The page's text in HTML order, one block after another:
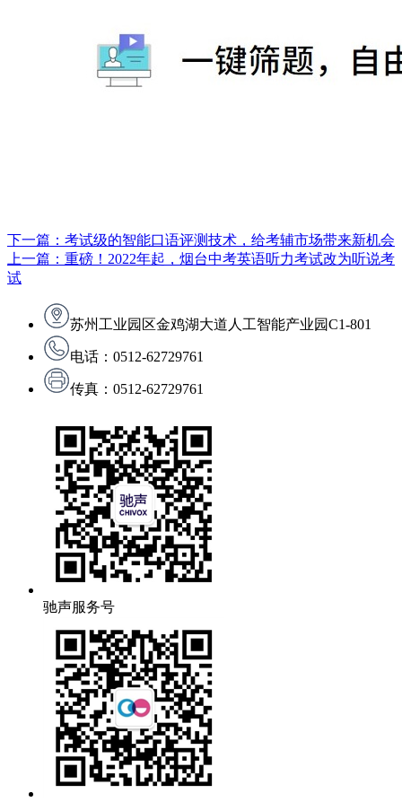
下一篇：考试级的智能口语评测技术，给考辅市场带来新机会
上一篇：重磅！2022年起，烟台中考英语听力考试改为听说考
试
苏州工业园区金鸡湖大道人工智能产业园C1-801
电话：0512-62729761
传真：0512-62729761
驰声服务号